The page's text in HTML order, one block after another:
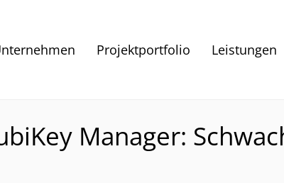
Projektportfolio Leistungen
Manager: